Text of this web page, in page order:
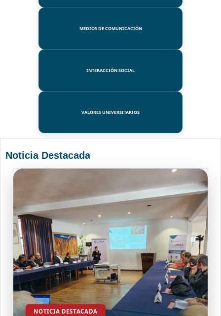
MEDIOS DE COMUNICACIÓN
INTERACCIÓN SOCIAL
VALORES UNIVERSITARIOS
Noticia Destacada
NOTICIA DESTACADA